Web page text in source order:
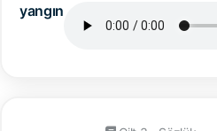
yangın